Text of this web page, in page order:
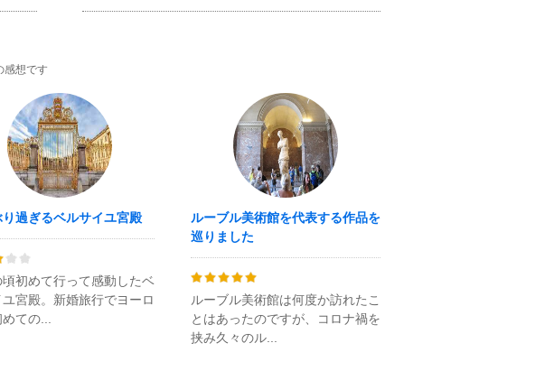
感想です
過ぎるベルサイユ宮殿
初めて行って感動したベ
ユ宮殿。新婚旅行でヨーロ
めての...
ルーブル美術館を代表する作品を
巡りました
ルーブル美術館は何度か訪れたこ
とはあったのですが、コロナ禍を
挟み久々のル...